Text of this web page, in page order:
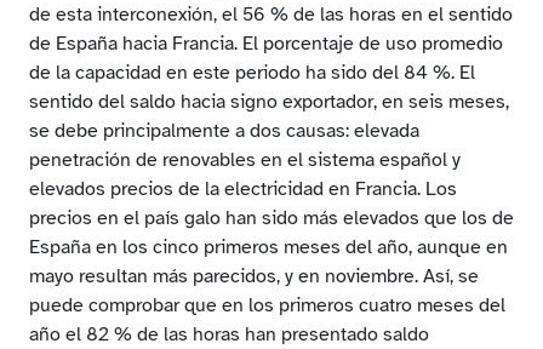
de esta interconexión, el 56 % de las horas en el sentido
de España hacia Francia. El porcentaje de uso promedio
de la capacidad en este periodo ha sido del 84 %. El
sentido del saldo hacia signo exportador, en seis meses,
se debe principalmente a dos causas: elevada
penetración de renovables en el sistema español y
elevados precios de la electricidad en Francia. Los
precios en el país galo han sido más elevados que los de
España en los cinco primeros meses del año, aunque en
mayo resultan más parecidos, y en noviembre. Así, se
puede comprobar que en los primeros cuatro meses del
año el 82 % de las horas han presentado saldo